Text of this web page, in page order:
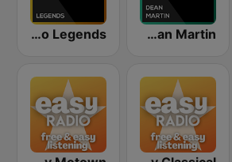
Crooner Radio Dean Martin
Crooner Radio Legends